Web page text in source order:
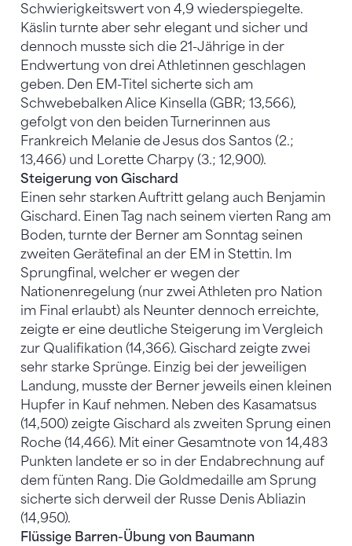
Schwierigkeitswert von 4,9 wiederspiegelte.
Käslin turnte aber sehr elegant und sicher und
dennoch musste sich die 21-Jährige in der
Endwertung von drei Athletinnen geschlagen
geben. Den EM-Titel sicherte sich am
Schwebebalken Alice Kinsella (GBR; 13,566),
gefolgt von den beiden Turnerinnen aus
Frankreich Melanie de Jesus dos Santos (2.;
13,466) und Lorette Charpy (3.; 12,900).
Steigerung von Gischard
Einen sehr starken Auftritt gelang auch Benjamin
Gischard. Einen Tag nach seinem vierten Rang am
Boden, turnte der Berner am Sonntag seinen
zweiten Gerätefinal an der EM in Stettin. Im
Sprungfinal, welcher er wegen der
Nationenregelung (nur zwei Athleten pro Nation
im Final erlaubt) als Neunter dennoch erreichte,
zeigte er eine deutliche Steigerung im Vergleich
zur Qualifikation (14,366). Gischard zeigte zwei
sehr starke Sprünge. Einzig bei der jeweiligen
Landung, musste der Berner jeweils einen kleinen
Hupfer in Kauf nehmen. Neben des Kasamatsus
(14,500) zeigte Gischard als zweiten Sprung einen
Roche (14,466). Mit einer Gesamtnote von 14,483
Punkten landete er so in der Endabrechnung auf
dem fünten Rang. Die Goldmedaille am Sprung
sicherte sich derweil der Russe Denis Abliazin
(14,950).
Flüssige Barren-Übung von Baumann